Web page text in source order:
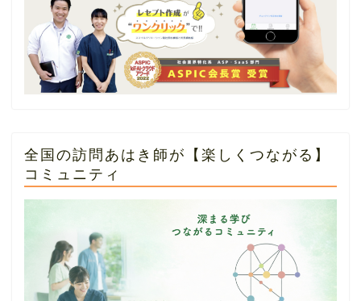
全国の訪問あはき師が【楽しくつながる】
コミュニティ